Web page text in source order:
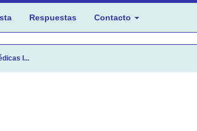
Respuestas Contacto
I...